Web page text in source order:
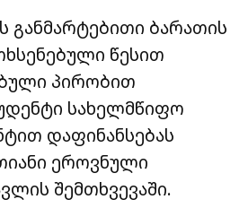
განმარტებითი ბარათის
წესით
პირობით
სახელმწიფო
დაფინანსებას
ეროვნული
შემთხვევაში.